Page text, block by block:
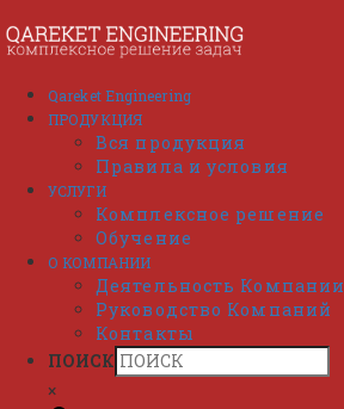
к
содержимому
Qareket Engineering
ПРОДУКЦИЯ
Вся продукция
Правила и условия
УСЛУГИ
Комплексное решение
Обучение
О КОМПАНИИ
Деятельность Компании
Руководство Компаний
Контакты
ПОИСК
×